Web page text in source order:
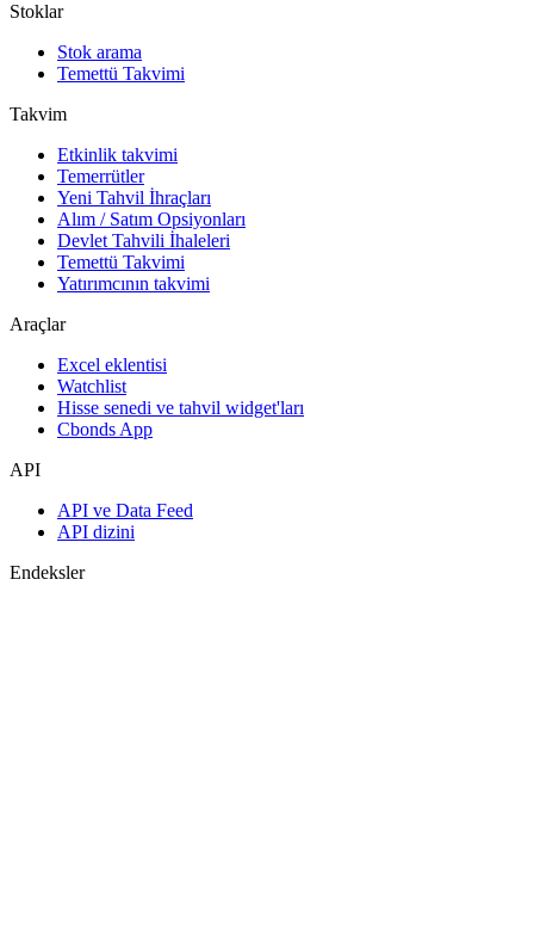
Stoklar
Stok arama
Temettü Takvimi
Takvim
Etkinlik takvimi
Temerrütler
Yeni Tahvil İhraçları
Alım / Satım Opsiyonları
Devlet Tahvili İhaleleri
Temettü Takvimi
Yatırımcının takvimi
Araçlar
Excel eklentisi
Watchlist
Hisse senedi ve tahvil widget'ları
Cbonds App
API
API ve Data Feed
API dizini
Endeksler